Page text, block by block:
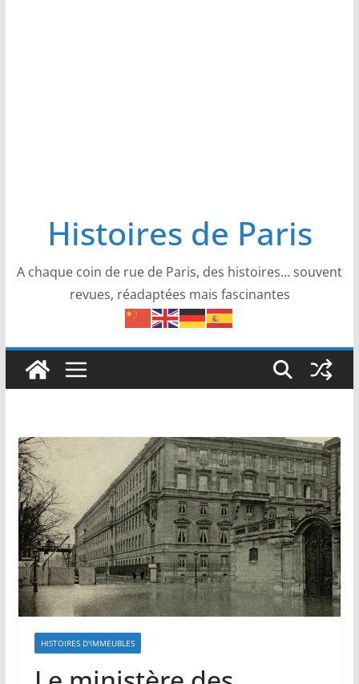
Histoires de Paris
A chaque coin de rue de Paris, des histoires… souvent
revues, réadaptées mais fascinantes
HISTOIRES D'IMMEUBLES